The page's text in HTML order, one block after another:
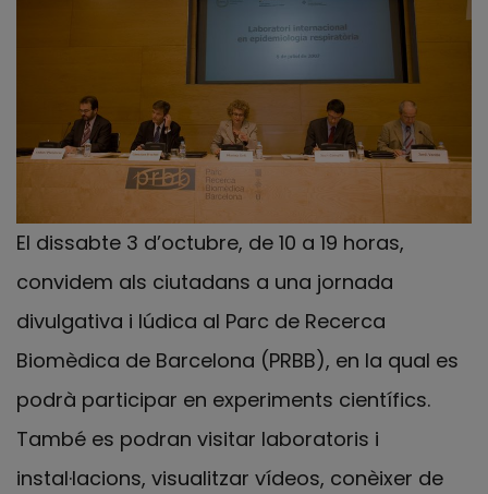
El dissabte 3 d’octubre, de 10 a 19 horas,
convidem als ciutadans a una jornada
divulgativa i lúdica al Parc de Recerca
Biomèdica de Barcelona (PRBB), en la qual es
podrà participar en experiments científics.
També es podran visitar laboratoris i
instal·lacions, visualitzar vídeos, conèixer de